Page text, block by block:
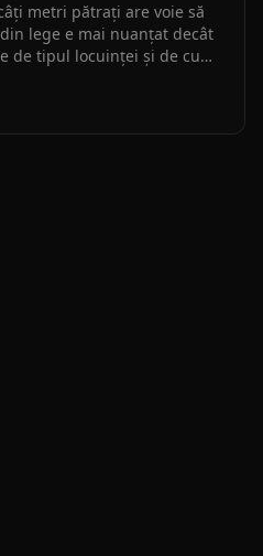
metri pătrați are voie să
lege e mai nuanțat decât
de tipul locuinței și de cum